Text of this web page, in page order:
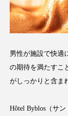
ビジネスモデル
プチ断食
男性が施設で快適
の期待を満たすこ
がしっかりと含ま
Hôtel Byblos（サン